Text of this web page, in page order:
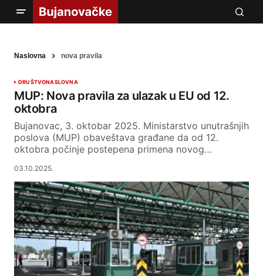
Naslovna nova pravila
DRUŠTVONASLOVNA
MUP: Nova pravila za ulazak u EU od 12.
oktobra
Bujanovac, 3. oktobar 2025. Ministarstvo unutrašnjih
poslova (MUP) obaveštava građane da od 12.
oktobra počinje postepena primena novog…
03.10.2025.